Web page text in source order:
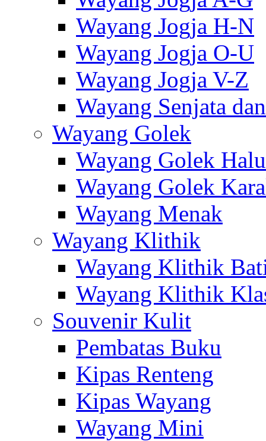
Wayang Jogja H-N
Wayang Jogja O-U
Wayang Jogja V-Z
Wayang Senjata
Wayang Golek
Wayang Golek
Wayang Golek
Wayang Menak
Wayang Klithik
Wayang Klithik
Wayang Klithik
Souvenir Kulit
Pembatas Buku
Kipas Renteng
Kipas Wayang
Wayang Mini